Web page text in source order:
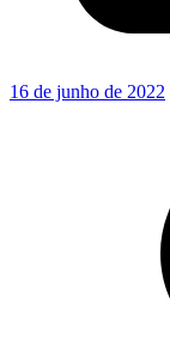
16 de junho de 2022